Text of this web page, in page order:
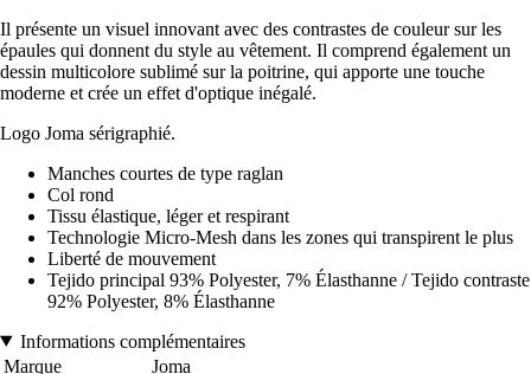
Il présente un visuel innovant avec des contrastes de couleur sur les
épaules qui donnent du style au vêtement. Il comprend également un
dessin multicolore sublimé sur la poitrine, qui apporte une touche
moderne et crée un effet d'optique inégalé.
Logo Joma sérigraphié.
Manches courtes de type raglan
Col rond
Tissu élastique, léger et respirant
Technologie Micro-Mesh dans les zones qui transpirent le plus
Liberté de mouvement
Tejido principal 93% Polyester, 7% Élasthanne / Tejido contraste
92% Polyester, 8% Élasthanne
Informations complémentaires
Marque
Joma